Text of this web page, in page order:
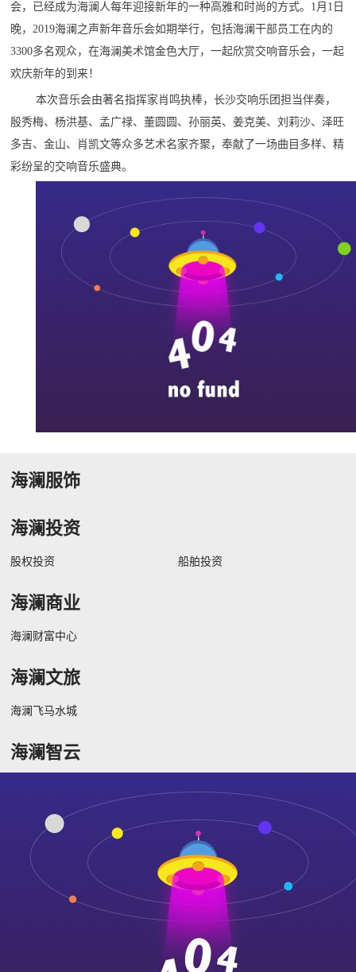
会，已经成为海澜人每年迎接新年的一种高雅和时尚的方式。1月1日
晚，2019海澜之声新年音乐会如期举行，包括海澜干部员工在内的
3300多名观众，在海澜美术馆金色大厅，一起欣赏交响音乐会，一起
欢庆新年的到来！
本次音乐会由著名指挥家肖鸣执棒，长沙交响乐团担当伴奏，
殷秀梅、杨洪基、孟广禄、董圆圆、孙丽英、姜克美、刘莉沙、泽旺
多吉、金山、肖凯文等众多艺术名家齐聚，奉献了一场曲目多样、精
彩纷呈的交响音乐盛典。
海澜服饰
海澜投资
股权投资 船舶投资
海澜商业
海澜财富中心
海澜文旅
海澜飞马水城
海澜智云